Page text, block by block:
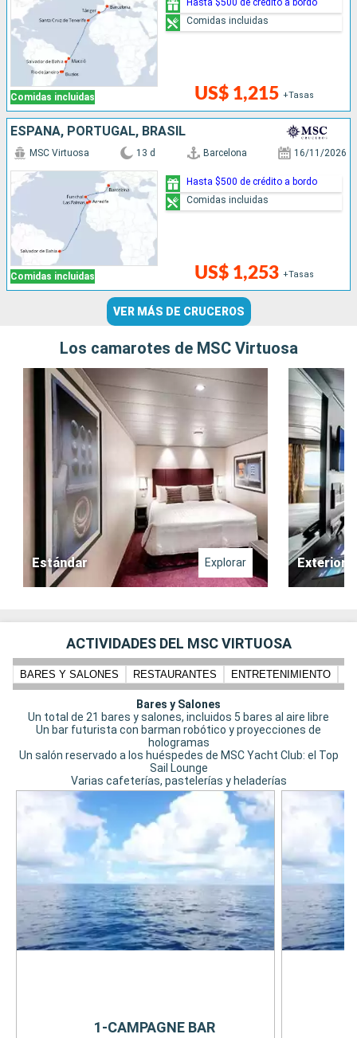
Comidas incluidas US$ 1,215 +Tasas
Hasta $500 de crédito a bordo
Comidas incluidas
ESPAÑA, PORTUGAL, BRASIL
Comidas incluidas
MSC Virtuosa 13 d Barcelona 16/11/2026
US$ 1,253 +Tasas
Hasta $500 de crédito a bordo
Comidas incluidas
VER MÁS DE CRUCEROS
Los camarotes de MSC Virtuosa
Estándar Explorar Exterior
ACTIVIDADES DEL MSC VIRTUOSA
BARES Y SALONES RESTAURANTES ENTRETENIMIENTO
Bares y Salones
Un total de 21 bares y salones, incluidos 5 bares al aire libre
Un bar futurista con barman robótico y proyecciones de
hologramas
Un salón reservado a los huéspedes de MSC Yacht Club: el Top
Sail Lounge
Varias cafeterías, pastelerías y heladerías
1-CAMPAGNE BAR